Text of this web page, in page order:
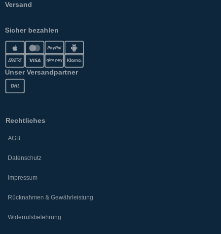
Versand
Sicher bezahlen
Unser Versandpartner
Rechtliches
AGB
Datenschutz
Impressum
Rücknahmen & Gewährleistung
Widerrufsbelehrung